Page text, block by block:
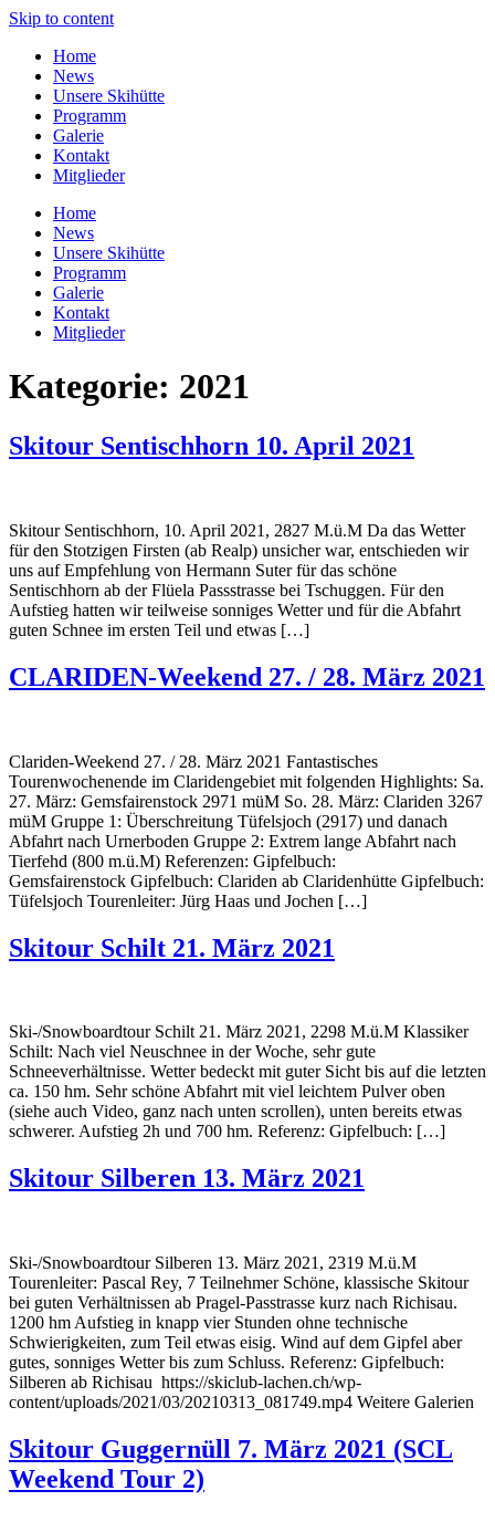
Skip to content
Home
News
Unsere Skihütte
Programm
Galerie
Kontakt
Mitglieder
Home
News
Unsere Skihütte
Programm
Galerie
Kontakt
Mitglieder
Kategorie: 2021
Skitour Sentischhorn 10. April 2021
Skitour Sentischhorn, 10. April 2021, 2827 M.ü.M Da das Wetter
für den Stotzigen Firsten (ab Realp) unsicher war, entschieden wir
uns auf Empfehlung von Hermann Suter für das schöne
Sentischhorn ab der Flüela Passstrasse bei Tschuggen. Für den
Aufstieg hatten wir teilweise sonniges Wetter und für die Abfahrt
guten Schnee im ersten Teil und etwas […]
CLARIDEN-Weekend 27. / 28. März 2021
Clariden-Weekend 27. / 28. März 2021 Fantastisches
Tourenwochenende im Claridengebiet mit folgenden Highlights: Sa.
27. März: Gemsfairenstock 2971 müM So. 28. März: Clariden 3267
müM Gruppe 1: Überschreitung Tüfelsjoch (2917) und danach
Abfahrt nach Urnerboden Gruppe 2: Extrem lange Abfahrt nach
Tierfehd (800 m.ü.M) Referenzen: Gipfelbuch:
Gemsfairenstock Gipfelbuch: Clariden ab Claridenhütte Gipfelbuch:
Tüfelsjoch Tourenleiter: Jürg Haas und Jochen […]
Skitour Schilt 21. März 2021
Ski-/Snowboardtour Schilt 21. März 2021, 2298 M.ü.M Klassiker
Schilt: Nach viel Neuschnee in der Woche, sehr gute
Schneeverhältnisse. Wetter bedeckt mit guter Sicht bis auf die letzten
ca. 150 hm. Sehr schöne Abfahrt mit viel leichtem Pulver oben
(siehe auch Video, ganz nach unten scrollen), unten bereits etwas
schwerer. Aufstieg 2h und 700 hm. Referenz: Gipfelbuch: […]
Skitour Silberen 13. März 2021
Ski-/Snowboardtour Silberen 13. März 2021, 2319 M.ü.M
Tourenleiter: Pascal Rey, 7 Teilnehmer Schöne, klassische Skitour
bei guten Verhältnissen ab Pragel-Passtrasse kurz nach Richisau.
1200 hm Aufstieg in knapp vier Stunden ohne technische
Schwierigkeiten, zum Teil etwas eisig. Wind auf dem Gipfel aber
gutes, sonniges Wetter bis zum Schluss. Referenz: Gipfelbuch:
Silberen ab Richisau https://skiclub-lachen.ch/wp-
content/uploads/2021/03/20210313_081749.mp4 Weitere Galerien
Skitour Guggernüll 7. März 2021 (SCL
Weekend Tour 2)